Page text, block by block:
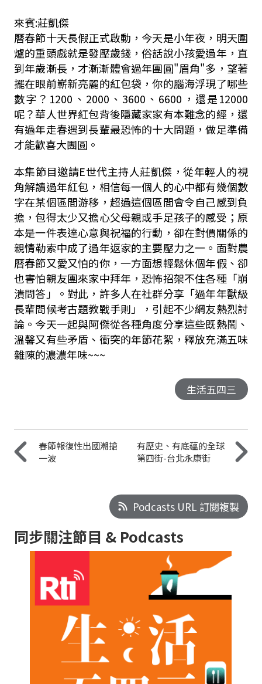
來賓:莊凱傑
曆春節十天長假正式啟動，今天是小年夜，明天圍
爐的重頭戲就是發壓歲錢，俗話說小孩愛過年，直
到年歲漸長，才漸漸體會過年團圓"眉角"多，望著
擺在眼前嶄新亮麗的紅包袋，你的腦海浮現了哪些
數字？1200、2000、3600、6600，還是12000
呢？華人世界紅包背後隱藏家家有本難念的經，還
有過年走春遇到長輩最恐怖的十大問題，做足準備
才能歡喜大團圓。
本集節目邀請E世代主持人莊凱傑，從年輕人的視
角解讀過年紅包，相信每一個人的心中都有幾個數
字在某個區間游移，超過這個區間會令自己感到負
擔，包得太少又擔心父母親或手足孩子的感受；原
本是一件表達心意與祝福的行動，卻在對價關係的
親情勒索中成了過年返家的主要壓力之一。面對農
曆春節又愛又怕的你，一方面想輕鬆休個年假、卻
也害怕親友團來家中拜年，恐怖招架不住各種「崩
潰問答」。對此，許多人在社群分享「過年年獸級
長輩問候考古題教戰手則」，引起不少網友熱烈討
論。今天一起與阿傑從各種角度分享這些既熱鬧、
溫馨又有些矛盾、衝突的年節花絮，釋放充滿五味
雜陳的濃濃年味~~~
生活五四三
春節報復性出國潮搶
一波
有歷史、有底蘊的全球
第四街-台北永康街
Podcasts URL 訂閱複製
同步關注節目 & Podcasts